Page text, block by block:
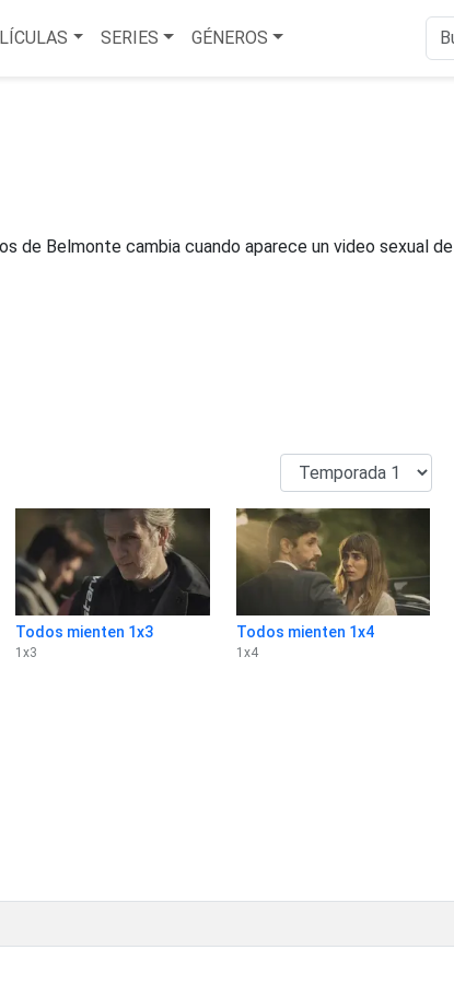
SERIES GÉNEROS
de Belmonte cambia cuando aparece un video sexual de
Todos mienten 1x3
1 x3
Todos mienten 1x4
1 x4